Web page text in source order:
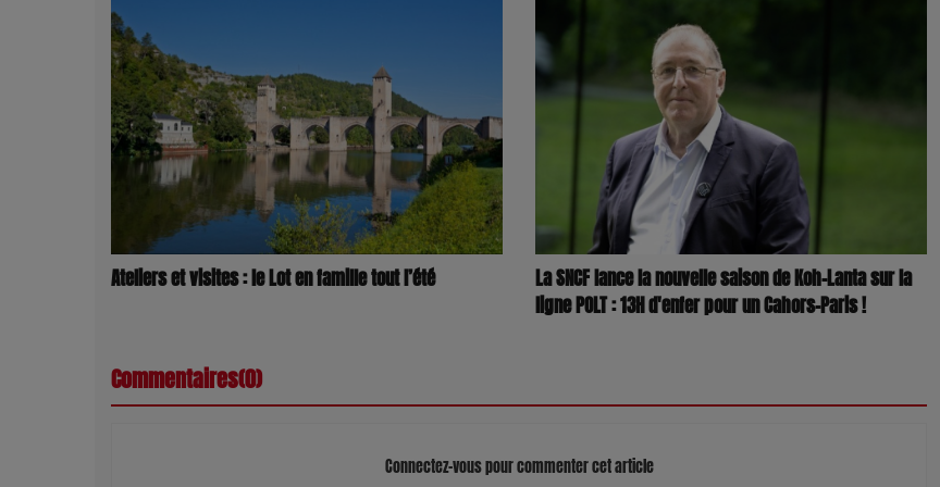
Ateliers et visites : le Lot en famille tout l’été
La SNCF lance la nouvelle saison de Koh-Lanta sur la
ligne POLT : 13H d'enfer pour un Cahors-Paris !
Commentaires(0)
Connectez-vous pour commenter cet article